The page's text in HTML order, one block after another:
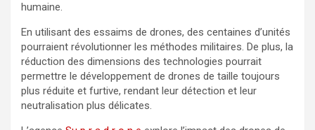
humaine.
En utilisant des essaims de drones, des centaines d’unités
pourraient révolutionner les méthodes militaires. De plus, la
réduction des dimensions des technologies pourrait
permettre le développement de drones de taille toujours
plus réduite et furtive, rendant leur détection et leur
neutralisation plus délicates.